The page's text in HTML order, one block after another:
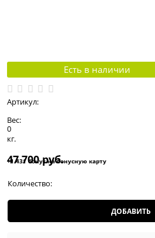
Есть в наличии
Артикул:
Вес:
0
кг.
47 700 руб.
+1 431 бонус на бонусную карту
Количество:
ДОБАВИТЬ